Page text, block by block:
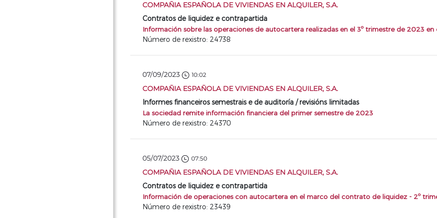
COMPAÑIA ESPAÑOLA DE VIVIENDAS EN ALQUILER, S.A.
Contratos de liquidez e contrapartida
Información sobre las operaciones de autocartera realizadas en el 3º trimestre de 2023
Número de rexistro: 24738
07/09/2023 10:02
COMPAÑIA ESPAÑOLA DE VIVIENDAS EN ALQUILER, S.A.
Informes financeiros semestrais e de auditoría / revisións limitadas
La sociedad remite información financiera del primer semestre de 2023
Número de rexistro: 24370
05/07/2023 07:50
COMPAÑIA ESPAÑOLA DE VIVIENDAS EN ALQUILER, S.A.
Contratos de liquidez e contrapartida
Información de operaciones con autocartera en el marco del contrato de liquidez - 2º
Número de rexistro: 23439